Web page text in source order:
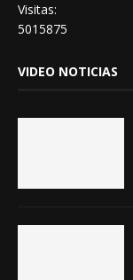
Visitas:
5015875
VIDEO NOTICIAS